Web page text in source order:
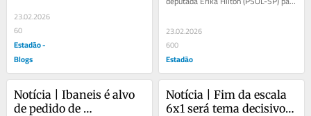
23.02.2026
60
Estadão -
Blogs
6x1uma conversa nesta terça-feira, 24.
23.02.2026
600
Estadão
Notícia | Ibaneis é alvo
de pedido de
Notícia | Fim da escala
6x1 será tema decisivo